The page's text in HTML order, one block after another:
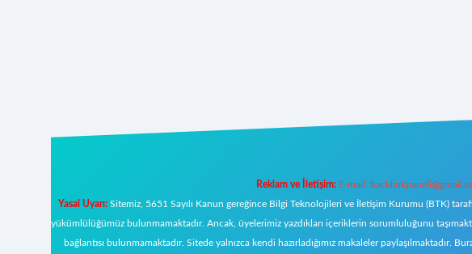
Reklam ve İletişim: E-mail:
Yasal Uyarı:Sitemiz, 5651 Sayılı Kanun gereğince Bilgi Teknolojileri ve İletişim Kurumu (BTK)
yükümlülüğümüz bulunmamaktadır. Ancak, üyelerimiz yazdıkları içeriklerin sorumluluğunu
bağlantısı bulunmamaktadır. Sitede yalnızca kendi hazırladığımız makaleler